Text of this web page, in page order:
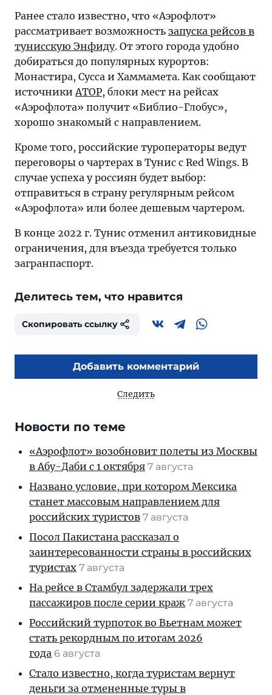
Ранее стало известно, что «Аэрофлот»
рассматривает возможность запуска рейсов в
тунисскую Энфиду. От этого города удобно
добираться до популярных курортов:
Монастира, Сусса и Хаммамета. Как сообщают
источникиАТОР, блоки мест на рейсах
«Аэрофлота» получит «Библио-Глобус»,
хорошо знакомый с направлением.
Кроме того, российские туроператоры ведут
переговоры о чартерах в Тунис с Red Wings. В
случае успеха у россиян будет выбор:
отправиться в страну регулярным рейсом
«Аэрофлота» или более дешевым чартером.
В конце 2022 г. Тунис отменил антиковидные
ограничения, для въезда требуется только
загранпаспорт.
Делитесь тем, что нравится
Скопировать ссылку
Добавить комментарий
Следить
Новости по теме
«Аэрофлот» возобновит полеты из Москвы
в Абу-Даби с 1 октября 7 августа
Названо условие, при котором Мексика
станет массовым направлением для
российских туристов 7 августа
Посол Пакистана рассказал о
заинтересованности страны в российских
туристах 7 августа
На рейсе в Стамбул задержали трех
пассажиров после серии краж 7 августа
Российский турпоток во Вьетнам может
стать рекордным по итогам 2026
года 6 августа
Стало известно, когда туристам вернут
деньги за отмененные туры в